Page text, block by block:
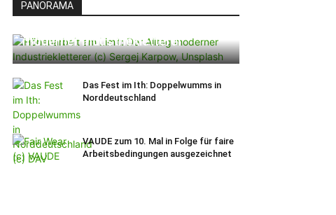
PANORAMA
moderner Industriekletterer
Das Fest im Ith: Doppelwumms in
Norddeutschland
VAUDE zum 10. Mal in Folge für faire
Arbeitsbedingungen ausgezeichnet